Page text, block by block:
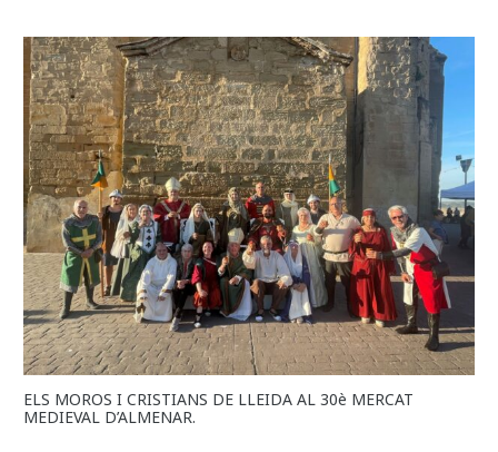
ELS MOROS I CRISTIANS DE LLEIDA AL 30è MERCAT
MEDIEVAL D’ALMENAR.